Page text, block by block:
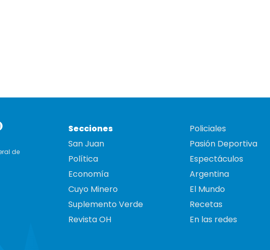
de
Secciones
San Juan
Política
Economía
Cuyo Minero
Suplemento Verde
Revista OH
Policiales
Pasión Deportiva
Espectáculos
Argentina
El Mundo
Recetas
En las redes